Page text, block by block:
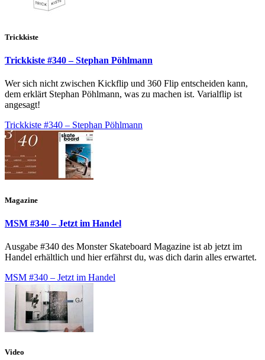
Trickkiste
Trickkiste #340 – Stephan Pöhlmann
Wer sich nicht zwischen Kickflip und 360 Flip entscheiden kann,
dem erklärt Stephan Pöhlmann, was zu machen ist. Varialflip ist
angesagt!
Trickkiste #340 – Stephan Pöhlmann
Magazine
MSM #340 – Jetzt im Handel
Ausgabe #340 des Monster Skateboard Magazine ist ab jetzt im
Handel erhältlich und hier erfährst du, was dich darin alles erwartet.
MSM #340 – Jetzt im Handel
Video